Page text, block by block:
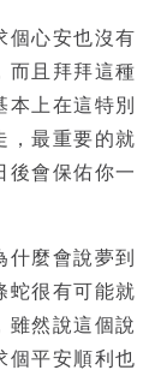
個心安也沒有
而且拜拜這種
上在這特別
，最重要的就
後會保佑你一
麼會說夢到
蛇很有可能就
雖然說這個說
個平安順利也